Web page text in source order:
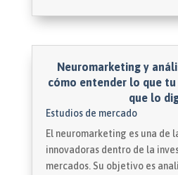
Neuromarketing y
cómo entender lo que
que lo
Estudios de mercado
El neuromarketing es una de
innovadoras dentro de la
mercados. Su objetivo es